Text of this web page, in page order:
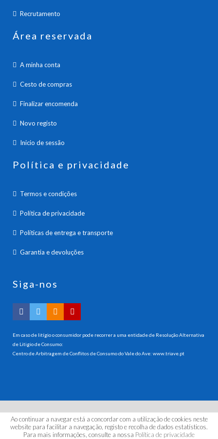
Recrutamento
Área reservada
A minha conta
Cesto de compras
Finalizar encomenda
Novo registo
Inicio de sessão
Política e privacidade
Termos e condições
Política de privacidade
Políticas de entrega e transporte
Garantia e devoluções
Siga-nos
Em caso de litígio o consumidor pode recorrer a uma entidade de Resolução Alternativa
de Litigio de Consumo:
Centro de Arbitragem de Conflitos de Consumo do Vale do Ave:www.triave.pt
© 2026 HANNA INSTRUMENTS PORTUGAL, LDA. Todos os
direitos reservados.
Ao continuar a navegar está a concordar com a utilização de cookies neste
website para facilitar a navegação, registo e recolha de dados estatísticos.
Para mais informações, consulte a nossa Política de privacidade